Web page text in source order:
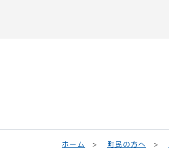
ホーム 町民の方へ